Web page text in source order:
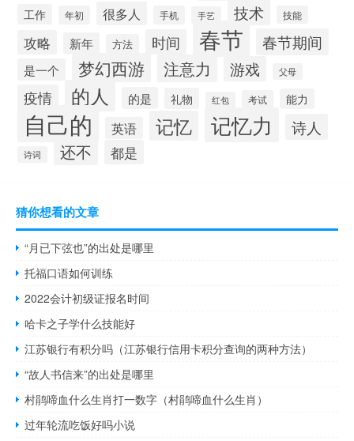
工作 年初 很多人 手机 手艺 技术 技能
攻略 新年 方法 时间 春节 春节期间
是一个 梦幻西游 注意力 游戏 父母
疫情 的人 的是 礼物 红包 考试 能力
自己的 英语 记忆 记忆力 诗人
诗词 还不 都是
猜你想看的文章
“月已下弦也”的出处是哪里
托福口语如何训练
2022会计初级证报名时间
哈卡之子学什么技能好
江苏银行有积分吗（江苏银行信用卡积分查询的两种方法）
“故人书信来”的出处是哪里
村鹃啼血什么生肖打一数字（村鹃啼血什么生肖）
过年轮流吃饭好吗小说